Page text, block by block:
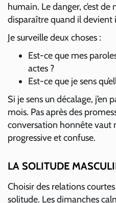
humain. Le danger, c’est
disparaître quand il devient
Je surveille deux choses :
Est-ce que mes
actes ?
Est-ce que je sens
Si je sens un décalage, j’en
mois. Pas après des
conversation honnête vaut
progressive et confuse.
LA SOLITUDE
Choisir des relations
solitude. Les dimanches